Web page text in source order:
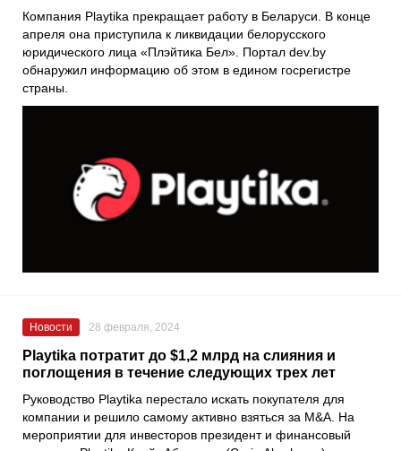
Компания Playtika прекращает работу в Беларуси. В конце
апреля она приступила к ликвидации белорусского
юридического лица «Плэйтика Бел». Портал dev.by
обнаружил информацию об этом в едином госрегистре
страны.
Новости 28 февраля, 2024
Playtika потратит до $1,2 млрд на слияния и
поглощения в течение следующих трех лет
Руководство Playtika перестало искать покупателя для
компании и решило самому активно взяться за M&A. На
мероприятии для инвесторов президент и финансовый